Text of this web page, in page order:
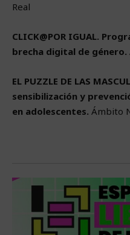
Real
CLICK@POR IGUAL.
brecha digital de género.
EL PUZZLE DE LAS
sensibilización y
en adolescentes. Ámbito